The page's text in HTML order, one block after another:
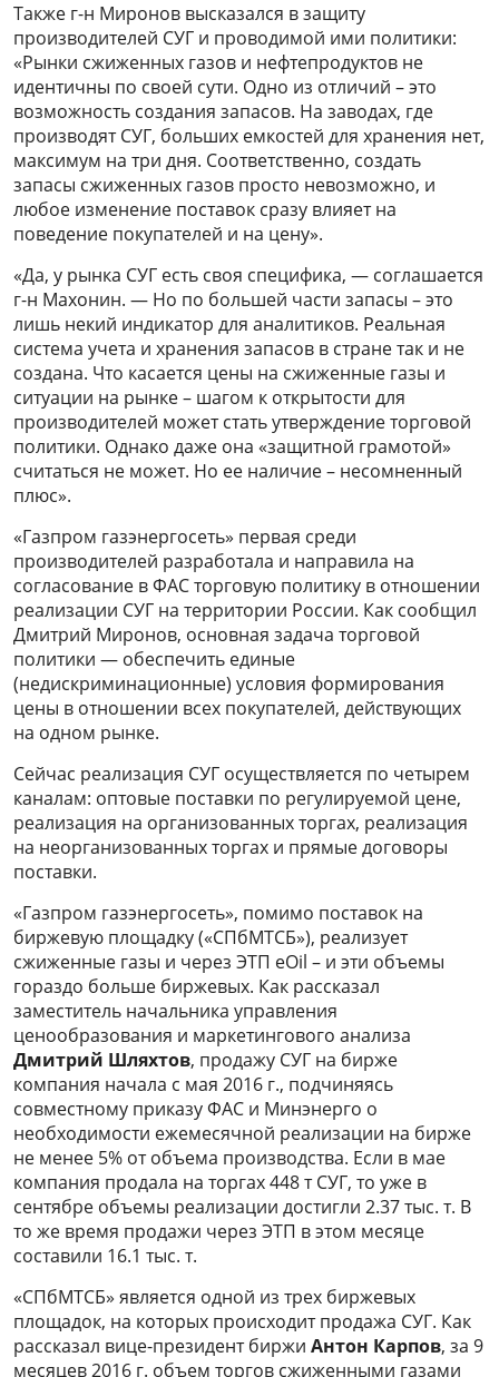
Также г-н Миронов высказался в защиту
производителей СУГ и проводимой ими политики:
«Рынки сжиженных газов и нефтепродуктов не
идентичны по своей сути. Одно из отличий – это
возможность создания запасов. На заводах, где
производят СУГ, больших емкостей для хранения нет,
максимум на три дня. Соответственно, создать
запасы сжиженных газов просто невозможно, и
любое изменение поставок сразу влияет на
поведение покупателей и на цену».
«Да, у рынка СУГ есть своя специфика, — соглашается
г-н Махонин. — Но по большей части запасы – это
лишь некий индикатор для аналитиков. Реальная
система учета и хранения запасов в стране так и не
создана. Что касается цены на сжиженные газы и
ситуации на рынке – шагом к открытости для
производителей может стать утверждение торговой
политики. Однако даже она «защитной грамотой»
считаться не может. Но ее наличие – несомненный
плюс».
«Газпром газэнергосеть» первая среди
производителей разработала и направила на
согласование в ФАС торговую политику в отношении
реализации СУГ на территории России. Как сообщил
Дмитрий Миронов, основная задача торговой
политики — обеспечить единые
(недискриминационные) условия формирования
цены в отношении всех покупателей, действующих
на одном рынке.
Сейчас реализация СУГ осуществляется по четырем
каналам: оптовые поставки по регулируемой цене,
реализация на организованных торгах, реализация
на неорганизованных торгах и прямые договоры
поставки.
«Газпром газэнергосеть», помимо поставок на
биржевую площадку («СПбМТСБ»), реализует
сжиженные газы и через ЭТП eOil – и эти объемы
гораздо больше биржевых. Как рассказал
заместитель начальника управления
ценообразования и маркетингового анализа
Дмитрий Шляхтов, продажу СУГ на бирже
компания начала с мая 2016 г., подчиняясь
совместному приказу ФАС и Минэнерго о
необходимости ежемесячной реализации на бирже
не менее 5% от объема производства. Если в мае
компания продала на торгах 448 т СУГ, то уже в
сентябре объемы реализации достигли 2.37 тыс. т. В
то же время продажи через ЭТП в этом месяце
составили 16.1 тыс. т.
«СПбМТСБ» является одной из трех биржевых
площадок, на которых происходит продажа СУГ. Как
рассказал вице-президент биржи Антон Карпов, за 9
месяцев 2016 г. объем торгов сжиженными газами